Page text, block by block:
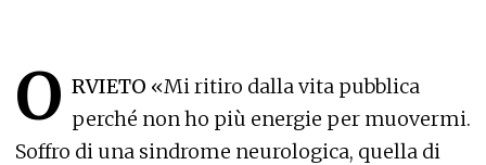
O RVIETO «Mi ritiro dalla vita pubblica
perché non ho più energie per muovermi.
Soffro di una sindrome neurologica, quella di